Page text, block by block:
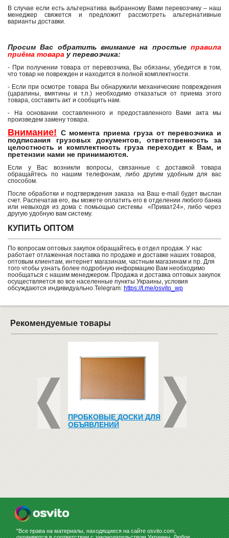
В случае если есть альтернатива выбранному Вами перевозчику – наш
менеджер свяжется и предложит рассмотреть альтернативные
варианты доставки.
Просим Вас обратить внимание на простые правила
приёма товара у перевозчика:
- При получении товара от перевозчика, Вы обязаны, убедится в том,
что товар не поврежден и находится в полной комплектности.
- Если при осмотре товара Вы обнаружили механические повреждения
(царапины, вмятины и т.п.) необходимо отказаться от приема этого
товара, составить акт и сообщить нам.
- На основании составленного и предоставленного Вами акта мы
произведем замену товара.
Внимание! С момента приема груза от перевозчика и
подписания грузовых документов, ответственность за
целостность и комплектность груза переходит к Вам, и
претензии нами не принимаются.
Если у Вас возникли вопросы, связанные с доставкой товара
обращайтесь по нашим телефонам, либо другим удобным для вас
способом.
После обработки и подтверждения заказа на Ваш e-mail будет выслан
счет. Распечатав его, вы можете оплатить его в отделении любого банка
или невыходя из дома с помьощью системы «Приват24», либо через
другую удобную вам систему.
КУПИТЬ ОПТОМ
По вопросам оптовых закупок обращайтесь в отдел продаж. У нас
работает отлаженная поставка по продаже и доставке наших товаров,
оптовым клиентам, интернет магазинам, частным магазинам и пр. Для
того чтобы узнать более подробную информацию Вам необходимо
пообщаться с нашим менеджером. Продажа и доставка оптовых закупок
осуществляется во все населенные пункты Украины, условия
обсуждаются индивидуально.Telegram: https://t.me/osvito_wp
Рекомендуемые товары
-
ПРОБКОВЫЕ ДОСКИ ДЛЯ
ОБЪЯВЛЕНИЙ
ШВЕДСКИЕ
"Все права на материалы, находящиеся на сайте osvito.com,